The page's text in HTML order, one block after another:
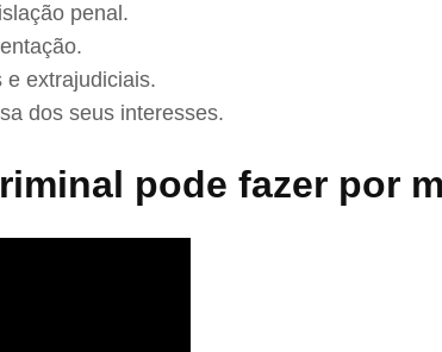
penal.
e extrajudiciais.
dos seus interesses.
pode fazer por